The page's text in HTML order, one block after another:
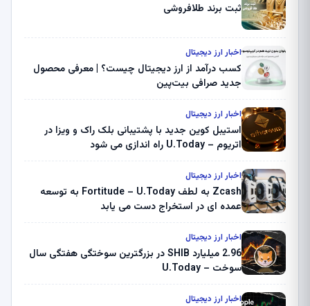
ثبت برند طلافروشی
اخبار ارز دیجیتال
کسب درآمد از ارز دیجیتال چیست؟ | معرفی محصول
جدید صرافی بیت‌پین
اخبار ارز دیجیتال
استیبل کوین جدید با پشتیبانی بلک راک و ویزا در
اتریوم – U.Today راه اندازی می شود
اخبار ارز دیجیتال
Zcash به لطف Fortitude – U.Today به توسعه
عمده ای در استخراج دست می یابد
اخبار ارز دیجیتال
2.96 میلیارد SHIB در بزرگترین سوختگی هفتگی سال
سوخت – U.Today
اخبار ارز دیجیتال